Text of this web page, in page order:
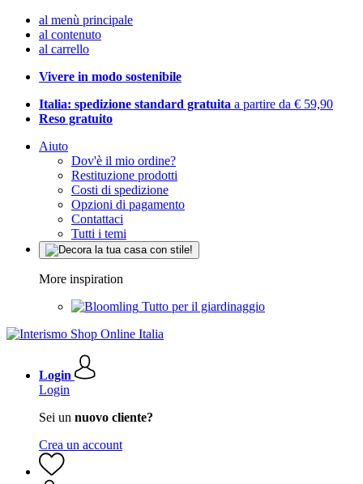
al menù principale
al contenuto
al carrello
Vivere in modo sostenibile
Italia: spedizione standard gratuita a partire da € 59,90
Reso gratuito
Aiuto
Dov'è il mio ordine?
Restituzione prodotti
Costi di spedizione
Opzioni di pagamento
Contattaci
Tutti i temi
More inspiration
Tutto per il giardinaggio
Login
Login
Sei un nuovo cliente?
Crea un account